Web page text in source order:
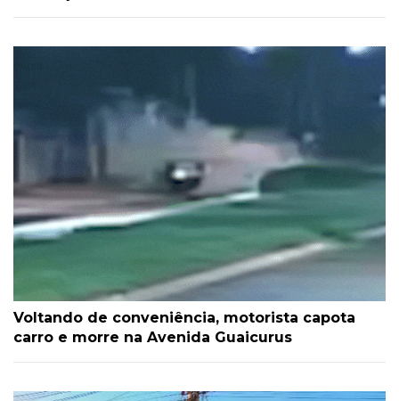
Voltando de conveniência, motorista capota
carro e morre na Avenida Guaicurus